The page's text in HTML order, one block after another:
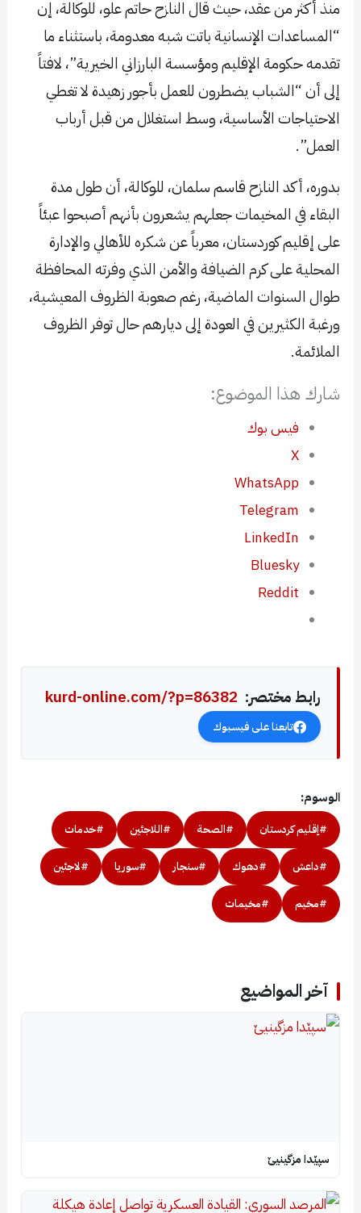
منذ أكثر من عقد، حيث قال النازح حاتم علو، للوكالة، إن
“المساعدات الإنسانية باتت شبه معدومة، باستثناء ما
تقدمه حكومة الإقليم ومؤسسة البارزاني الخيرية”، لافتاً
إلى أن “الشباب يضطرون للعمل بأجور زهيدة لا تغطي
الاحتياجات الأساسية، وسط استغلال من قبل أرباب
العمل”.
بدوره، أكد النازح قاسم سلمان، للوكالة، أن طول مدة
البقاء في المخيمات جعلهم يشعرون بأنهم أصبحوا عبئاً
على إقليم كوردستان، معرباً عن شكره للأهالي والإدارة
المحلية على كرم الضيافة والأمن الذي وفرته المحافظة
طوال السنوات الماضية، رغم صعوبة الظروف المعيشية،
ورغبة الكثيرين في العودة إلى ديارهم حال توفر الظروف
الملائمة.
شارك هذا الموضوع:
فيس بوك
X
WhatsApp
Telegram
LinkedIn
Bluesky
Reddit
رابط مختصر: kurd-online.com/?p=86382
تابعنا على فيسبوك
الوسوم:
#إقليم كردستان #الصحة #اللاجئين #خدمات
#داعش #دهوك #سنجار #سوريا #لاجئين
#مخيم #مخيمات
آخر المواضيع
سپێدا مزگینیێ